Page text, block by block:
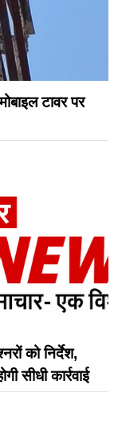
टावर पर
को निर्देश,
सीधी कार्रवाई